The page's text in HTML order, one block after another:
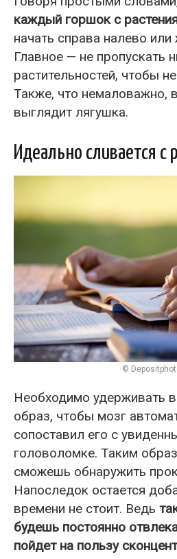
каждый горшок с
начать справа налево или
Главное — не пропускать
растительностей, чтобы
Также, что немаловажно,
выглядит лягушка.
Идеально сливается с
©
Необходимо удерживать
образ, чтобы мозг
сопоставил его с
головоломке. Таким
сможешь обнаружить
Напоследок остается
времени не стоит. Ведь
будешь постоянно
пойдет на пользу